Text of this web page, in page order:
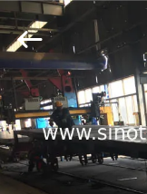
CASA.
PRODOTTI
SINOTRUK
INTERNATIONAL
CO.,
LTD..
All
Rights
Reserved.